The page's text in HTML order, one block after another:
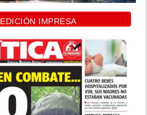
EDICIÓN IMPRESA